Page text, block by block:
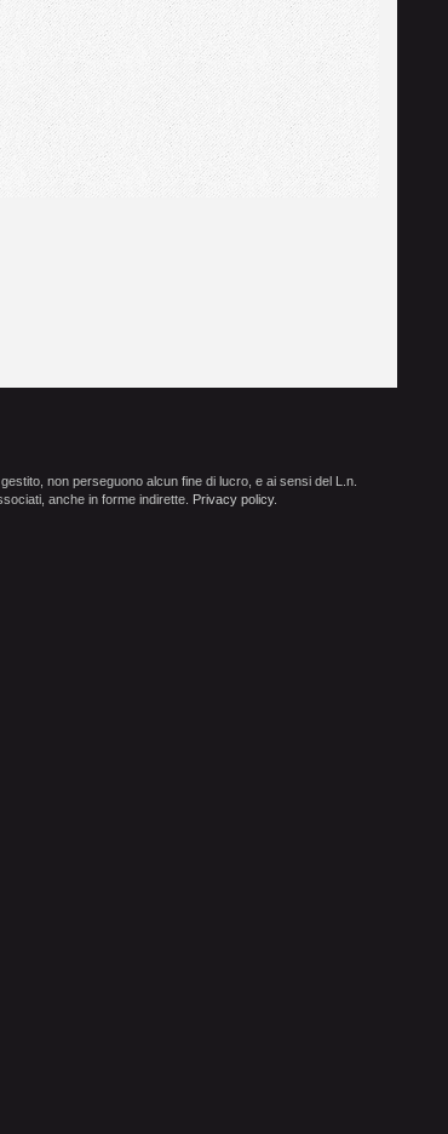
non perseguono alcun fine di lucro, e ai sensi del L.n.
anche in forme indirette. Privacy policy.